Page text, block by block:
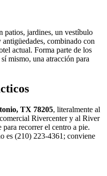
patios, jardines, un vestíbulo
combinado con
actual. Forma parte de los
mismo, una atracción para
TX 78205, literalmente al
Rivercenter y al River
recorrer el centro a pie.
es (210) 223-4361; conviene